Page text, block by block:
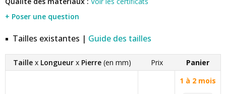
+ Poser une question
Tailles existantes | Guide des tailles
Taille x Longueur x Pierre (en mm) Prix Panier
1 à 2 mois